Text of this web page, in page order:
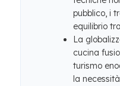
pubblico, i
equilibrio
La
cucina
turismo
la